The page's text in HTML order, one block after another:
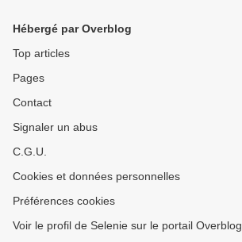
Hébergé par Overblog
Top articles
Pages
Contact
Signaler un abus
C.G.U.
Cookies et données personnelles
Préférences cookies
Voir le profil de Selenie sur le portail Overblog